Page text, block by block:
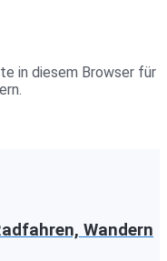
in diesem Browser für
Wandern